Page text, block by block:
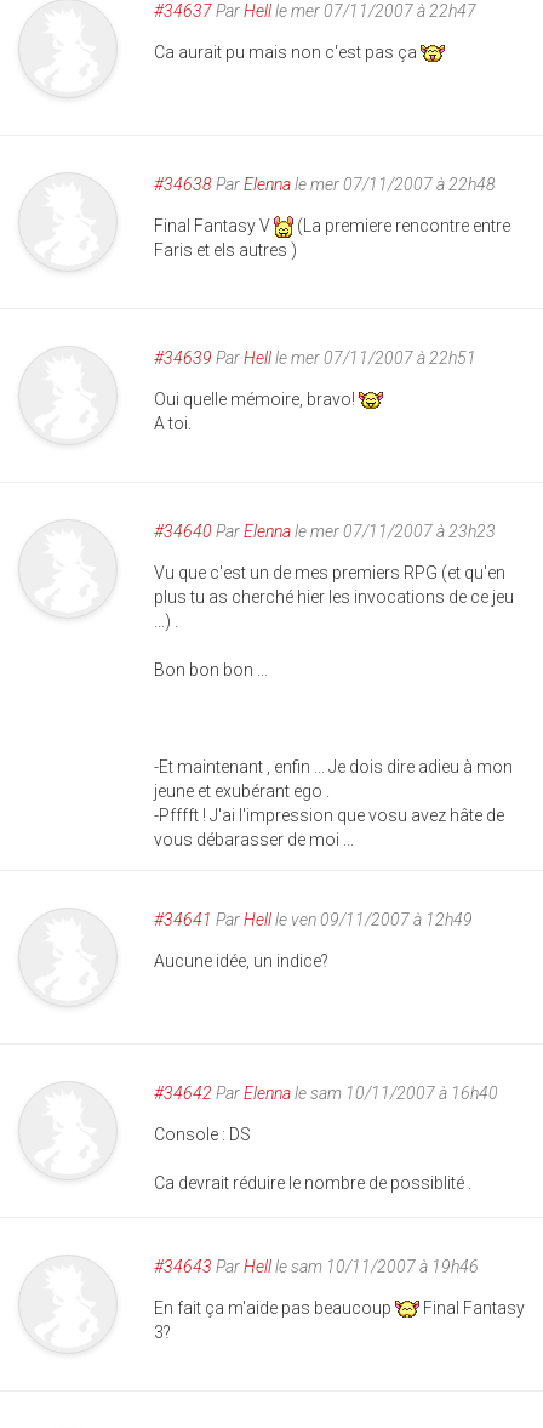
#34637ParHellle mer 07/11/2007 à 22h47
Ca aurait pu mais non c'est pas ça
#34638ParElennale mer 07/11/2007 à 22h48
Final Fantasy V
(La premiere rencontre entre
Faris et els autres )
#34639 ParHellle mer 07/11/2007 à 22h51
Oui quelle mémoire, bravo!
A toi.
#34640 ParElennale mer 07/11/2007 à 23h23
Vu que c'est un de mes premiers RPG (et qu'en
plus tu as cherché hier les invocations de ce jeu
...) .
Bon bon bon ...
-Et maintenant , enfin ... Je dois dire adieu à mon
jeune et exubérant ego .
-Pfffft ! J'ai l'impression que vosu avez hâte de
vous débarasser de moi ...
#34641 ParHellle ven 09/11/2007 à 12h49
Aucune idée, un indice?
#34642 ParElennale sam 10/11/2007 à 16h40
Console : DS
Ca devrait réduire le nombre de possiblité .
#34643 ParHellle sam 10/11/2007 à 19h46
En fait ça m'aide pas beaucoup
Final Fantasy
3?